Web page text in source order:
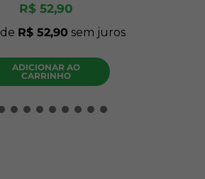
R$ 52,90
de R$ 52,90 sem juros
ADICIONAR AO
CARRINHO